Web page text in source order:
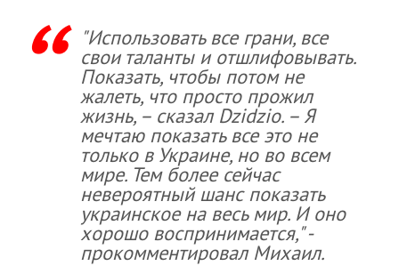
"Использовать все грани, все
свои таланты и отшлифовывать.
Показать, чтобы потом не
жалеть, что просто прожил
жизнь, – сказал Dzidzio. – Я
мечтаю показать все это не
только в Украине, но во всем
мире. Тем более сейчас
невероятный шанс показать
украинское на весь мир. И оно
хорошо воспринимается," -
прокомментировал Михаил.